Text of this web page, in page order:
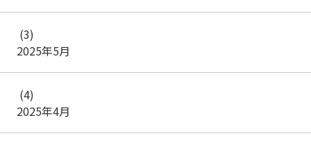
2025年5月
(3)
2025年4月
(4)